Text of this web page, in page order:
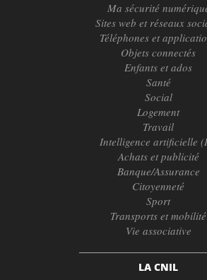
Ma sécurité
Sites web et réseaux
Téléphones et
Objets connectés
Enfants et ados
Santé
Social
Logement
Travail
Intelligence artificielle
Achats et publicité
Banque/Assurance
Citoyenneté
Sport
Transports et mobilité
Vie associative
LA CNIL